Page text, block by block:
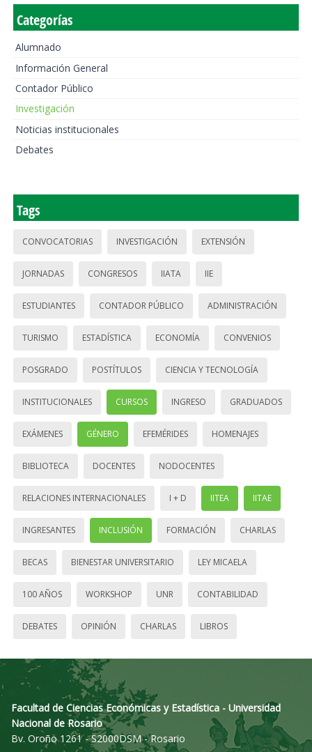
Categorías
Alumnado
Información General
Contador Público
Investigación
Noticias institucionales
Debates
Tags
CONVOCATORIAS INVESTIGACIÓN EXTENSIÓN
JORNADAS CONGRESOS IIATA IIE
ESTUDIANTES CONTADOR PÚBLICO ADMINISTRACIÓN
TURISMO ESTADÍSTICA ECONOMÍA CONVENIOS
POSGRADO POSTÍTULOS CIENCIA Y TECNOLOGÍA
INSTITUCIONALES CURSOS INGRESO GRADUADOS
EXÁMENES GÉNERO EFEMÉRIDES HOMENAJES
BIBLIOTECA DOCENTES NODOCENTES
RELACIONES INTERNACIONALES I + D IITEA IITAE
INGRESANTES INCLUSIÓN FORMACIÓN CHARLAS
BECAS BIENESTAR UNIVERSITARIO LEY MICAELA
100 AÑOS WORKSHOP UNR CONTABILIDAD
DEBATES OPINIÓN CHARLAS LIBROS
Facultad de Ciencias Económicas y Estadística - Universidad
Nacional de Rosario
Bv. Oroño 1261 - S2000DSM - Rosario